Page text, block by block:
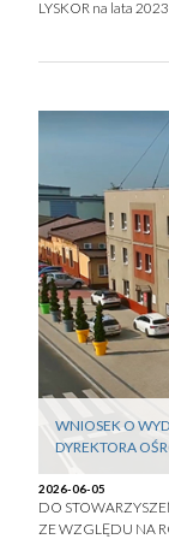
LYSKOR na lata
WNIOSEK O
DYREKTORA
2026-06-05
DO
ZE WZGLĘDU NA